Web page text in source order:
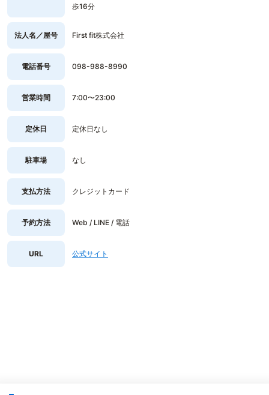
歩16分
法人名／屋号 First fit株式会社
電話番号 098-988-8990
営業時間 7:00〜23:00
定休日 定休日なし
駐車場 なし
支払方法 クレジットカード
予約方法 Web / LINE / 電話
URL 公式サイト